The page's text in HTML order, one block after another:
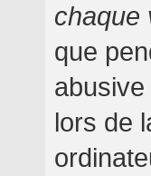
chaque
que
lors de